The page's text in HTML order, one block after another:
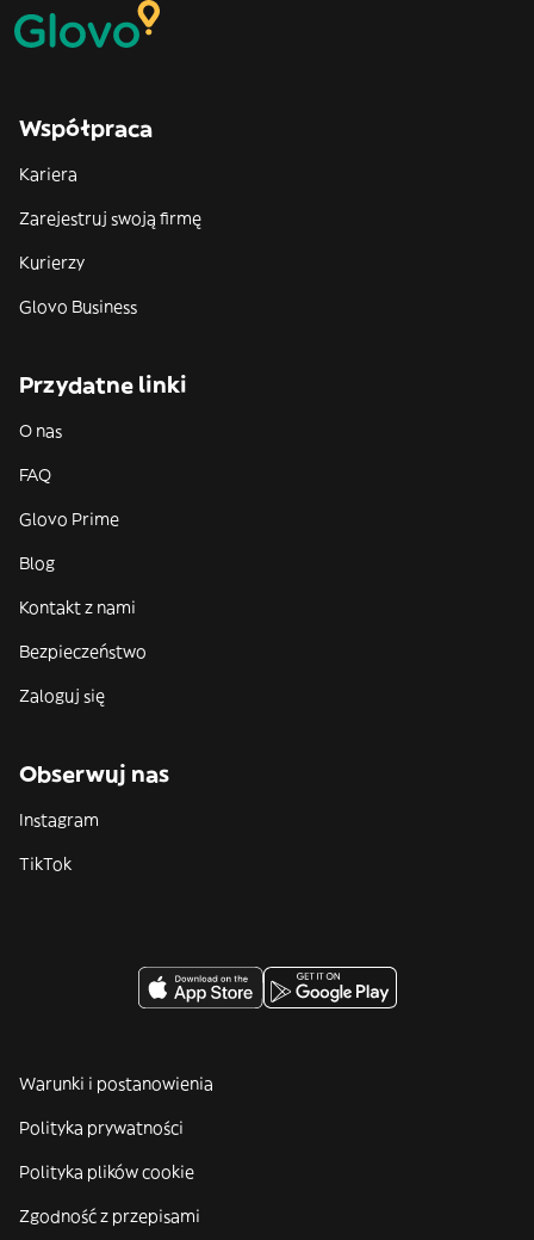
Współpraca
Kariera
Zarejestruj swoją firmę
Kurierzy
Glovo Business
Przydatne linki
O nas
FAQ
Glovo Prime
Blog
Kontakt z nami
Bezpieczeństwo
Zaloguj się
Obserwuj nas
Instagram
TikTok
Warunki i postanowienia
Polityka prywatności
Polityka plików cookie
Zgodność z przepisami